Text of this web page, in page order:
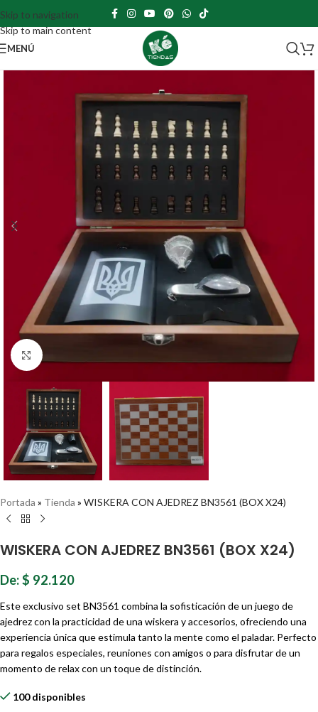
Skip to navigation
Skip to main content
MENÚ
Haz clic para ampliar
Portada » Tienda » WISKERA CON AJEDREZ BN3561 (BOX X24)
WISKERA CON AJEDREZ BN3561 (BOX X24)
De:$ 92.120
Este exclusivo set BN3561 combina la sofisticación de un juego de
ajedrez con la practicidad de una wiskera y accesorios, ofreciendo una
experiencia única que estimula tanto la mente como el paladar. Perfecto
para regalos especiales, reuniones con amigos o para disfrutar de un
momento de relax con un toque de distinción.
100 disponibles